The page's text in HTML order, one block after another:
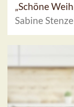
„Schöne
Sabine